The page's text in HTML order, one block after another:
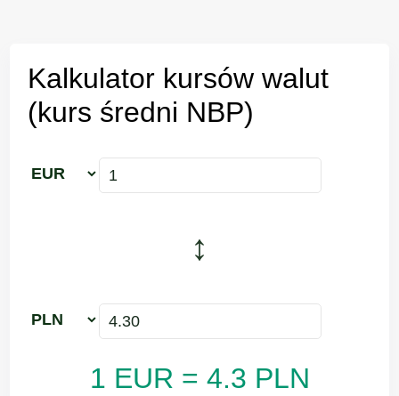
Kalkulator kursów walut
(kurs średni NBP)
↕
1 EUR = 4.3 PLN